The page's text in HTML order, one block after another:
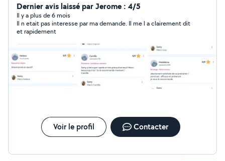
Dernier avis laissé par Jerome : 4/5
Il y a plus de 6 mois
Il n etait pas interesse par ma demande. Il me l a clairement dit
et rapidement
Voir le profil Contacter